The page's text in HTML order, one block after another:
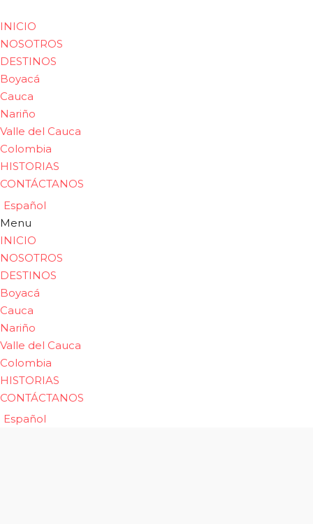
INICIO
NOSOTROS
DESTINOS
Boyacá
Cauca
Nariño
Valle del Cauca
Colombia
HISTORIAS
CONTÁCTANOS
Español
Menu
INICIO
NOSOTROS
DESTINOS
Boyacá
Cauca
Nariño
Valle del Cauca
Colombia
HISTORIAS
CONTÁCTANOS
Español